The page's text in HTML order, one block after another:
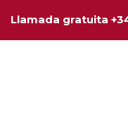
Llamada gratuita